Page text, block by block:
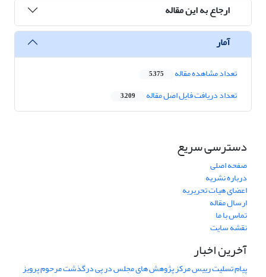
ارجاع به این مقاله
آمار
تعداد مشاهده مقاله 5,375
تعداد دریافت فایل اصل مقاله 3,209
دسترسی سریع
صفحه اصلی
درباره نشریه
اعضای هیات تحریریه
ارسال مقاله
تماس با ما
نقشه سایت
آخرین اخبار
پیام تسلیت رییس مرکز پژوهش های مجلس در پی درگذشت مرحوم پرویز